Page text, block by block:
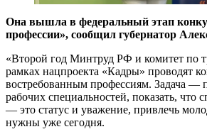
Она вышла в федеральный этап
профессии», сообщил губернатор
«Второй год Минтруд РФ и комитет по
рамках нацпроекта «Кадры» проводят
востребованным профессиям. Задача —
рабочих специальностей, показать, что
— это статус и уважение, привлечь
нужны уже сегодня.